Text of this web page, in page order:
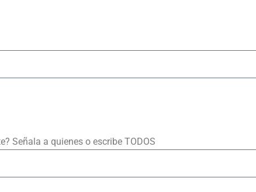
Señala a quienes o escribe TODOS